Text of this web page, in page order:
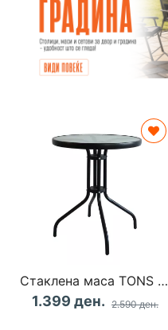
Стаклена маса TONS GARDEN 9552
1.399 ден. 2.590 ден.